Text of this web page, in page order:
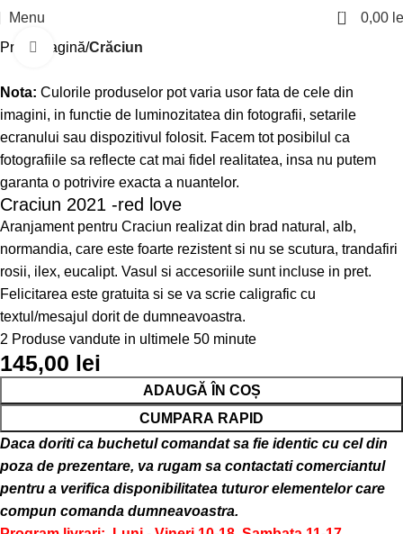
Menu 0 0,00
Prima pagină Crăciun
Click to enlarge
Nota: Culorile produselor pot varia usor fata de cele din
imagini, in functie de luminozitatea din fotografii, setarile
ecranului sau dispozitivul folosit. Facem tot posibilul ca
fotografiile sa reflecte cat mai fidel realitatea, insa nu putem
garanta o potrivire exacta a nuantelor.
Craciun 2021 -red love
Aranjament pentru Craciun realizat din brad natural, alb,
normandia, care este foarte rezistent si nu se scutura, trandafiri
rosii, ilex, eucalipt. Vasul si accesoriile sunt incluse in pret.
Felicitarea este gratuita si se va scrie caligrafic cu
textul/mesajul dorit de dumneavoastra.
2 Produse vandute in ultimele 50 minute
145,00 lei
ADAUGĂ ÎN COȘ
CUMPARA RAPID
Daca doriti ca buchetul comandat sa fie identic cu cel din
poza de prezentare, va rugam sa contactati comerciantul
pentru a verifica disponibilitatea tuturor elementelor care
compun comanda dumneavoastra.